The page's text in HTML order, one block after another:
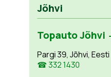
Jõhvi
Topauto Jõhvi
Pargi 39, Jõhvi, Eesti
☎ 332 1430